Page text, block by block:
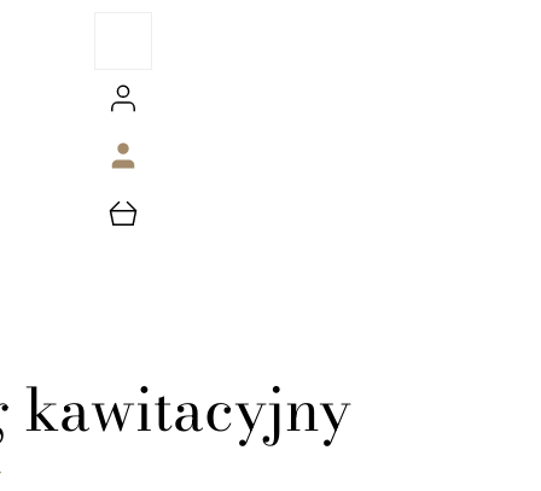
kawitacyjny